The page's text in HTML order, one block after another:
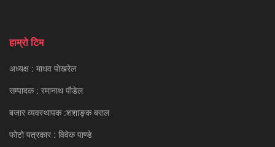
हाम्रो टिम
अध्यक्ष : माधव पाेखरेल
सम्पादक : रमानाथ पाैडेल
बजार व्यवस्थापक :शशाङ्क बराल
फोटो पत्रकार : विवेक पाण्डे